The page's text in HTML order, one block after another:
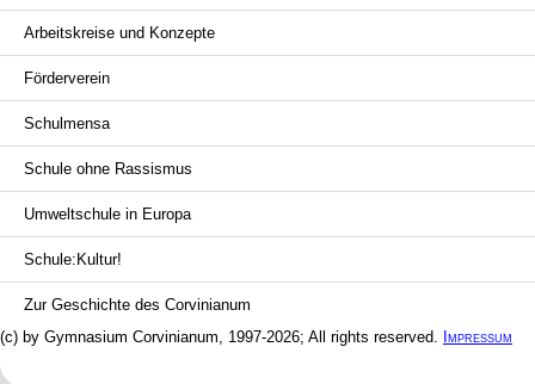
Arbeitskreise und Konzepte
Förderverein
Schulmensa
Schule ohne Rassismus
Umweltschule in Europa
Schule:Kultur!
Zur Geschichte des Corvinianum
(c) by Gymnasium Corvinianum, 1997-2026; All rights reserved. Impressum